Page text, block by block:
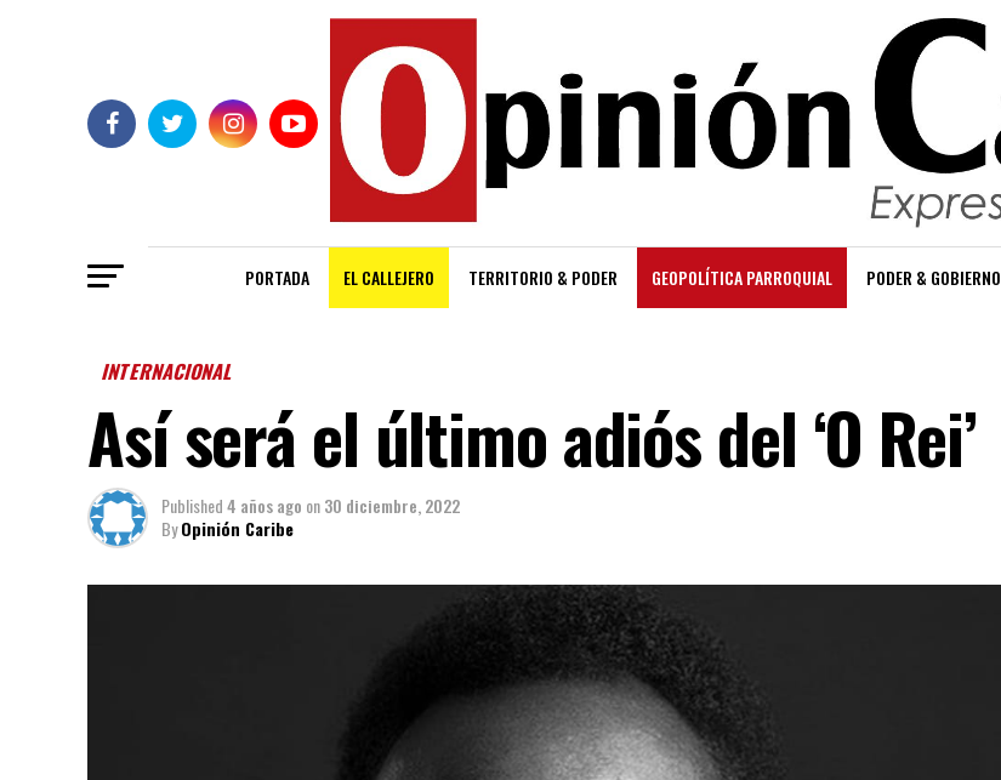
PORTADA EL CALLEJERO TERRITORIO & PODER GEOPOLÍTICA PARROQUIAL PODER & GOBIERNO
INTERNACIONAL
Así será el último adiós del ‘O Rei’
Published4 años ago on30 diciembre, 2022
ByOpinión Caribe